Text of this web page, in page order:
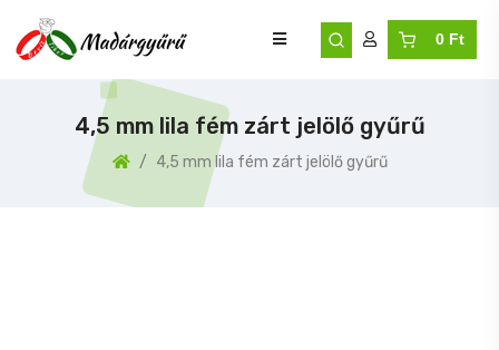
0 Ft
4,5 mm lila fém zárt jelölő gyűrű
4,5 mm lila fém zárt jelölő gyűrű